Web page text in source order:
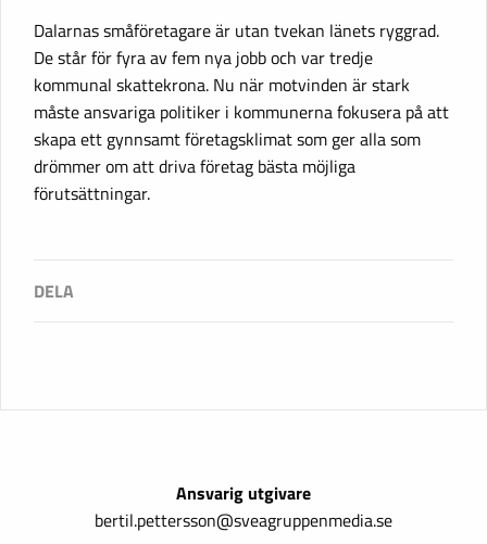
Dalarnas småföretagare är utan tvekan länets ryggrad.
De står för fyra av fem nya jobb och var tredje
kommunal skattekrona. Nu när motvinden är stark
måste ansvariga politiker i kommunerna fokusera på att
skapa ett gynnsamt företagsklimat som ger alla som
drömmer om att driva företag bästa möjliga
förutsättningar.
Ansvarig utgivare
bertil.pettersson@sveagruppenmedia.se